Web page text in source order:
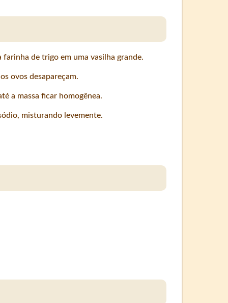
de trigo em uma vasilha grande.
ovos desapareçam.
a massa ficar homogênea.
misturando levemente.